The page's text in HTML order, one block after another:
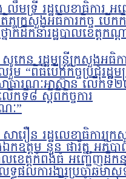
មទ្រី រដ្ឋលេខាធិការ អ
ក្រសួងអធិការកិច្ច បើកកិ
ាក់ដឹកនាំរដ្ឋបាលខេត្តកណ្
េន រដ្ឋមន្រ្តីក្រសួងអធិកា
ម “ពិធីបើកកិច្ចប្រជុំរដ្ឋម
ធារណៈអាស៊ាន លើកទី
កទី៨ ស្តីពីកិច្ចការ
ៈ”
ារឿន រដ្ឋលេខាធិការក្
កឧត្តម នួន ផារ័ត្ន អភិប
េត្តកំពង់ធំ អញ្ជើញដឹកន
ធផលការងារប្រចាំឆមា